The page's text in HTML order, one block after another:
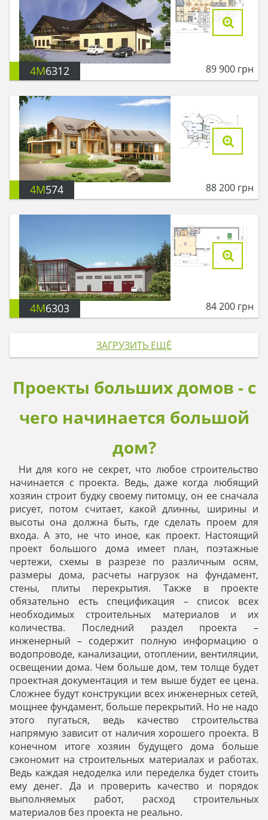
4M6312 89 900 грн
4M574 88 200 грн
4M6303 84 200 грн
ЗАГРУЗИТЬ ЕЩЁ
Проекты больших домов - с
чего начинается большой
дом?
Ни для кого не секрет, что любое строительство
начинается с проекта. Ведь, даже когда любящий
хозяин строит будку своему питомцу, он ее сначала
рисует, потом считает, какой длинны, ширины и
высоты она должна быть, где сделать проем для
входа. А это, не что иное, как проект. Настоящий
проект большого дома имеет план, поэтажные
чертежи, схемы в разрезе по различным осям,
размеры дома, расчеты нагрузок на фундамент,
стены, плиты перекрытия. Также в проекте
обязательно есть спецификация – список всех
необходимых строительных материалов и их
количества. Последний раздел проекта –
инженерный – содержит полную информацию о
водопроводе, канализации, отоплении, вентиляции,
освещении дома. Чем больше дом, тем толще будет
проектная документация и тем выше будет ее цена.
Сложнее будут конструкции всех инженерных сетей,
мощнее фундамент, больше перекрытий. Но не надо
этого пугаться, ведь качество строительства
напрямую зависит от наличия хорошего проекта. В
конечном итоге хозяин будущего дома больше
сэкономит на строительных материалах и работах.
Ведь каждая недоделка или переделка будет стоить
ему денег. Да и проверить качество и порядок
выполняемых работ, расход строительных
материалов без проекта не реально.